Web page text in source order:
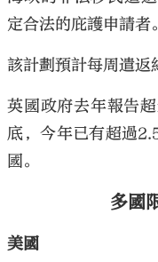
定合法的庇護申請者。
該計劃預計每周遣返
英國政府去年報告
底，今年已有超過
國。
多國
美國